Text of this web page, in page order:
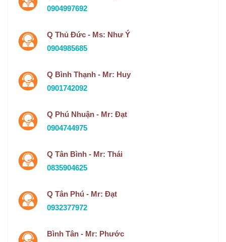
0904997692
Q Thủ Đức - Ms: Như Ý
0904985685
Q Bình Thạnh - Mr: Huy
0901742092
Q Phú Nhuận - Mr: Đạt
0904744975
Q Tân Bình - Mr: Thái
0835904625
Q Tân Phú - Mr: Đạt
0932377972
Bình Tân - Mr: Phước